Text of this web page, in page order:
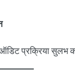
ऑडिट प्रक्रिया सुलभ